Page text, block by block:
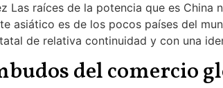
Las raíces de la potencia que es China
asiático es de los pocos países del
de relativa continuidad y con una
del comercio